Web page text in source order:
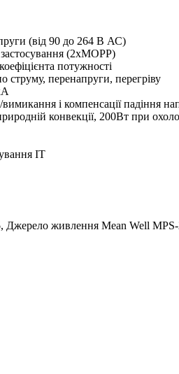
(від 90 до 264 В АС)
(2хМОРР)
потужності
струму, перенапруги, перегріву
і компенсації падіння
конвекції, 200Вт при
IT
Джерело живлення Mean Well